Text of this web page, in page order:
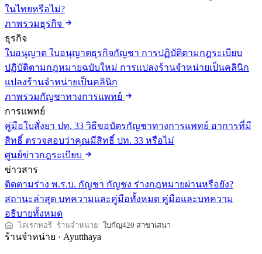
ในไทยหรือไม่?
ภาพรวมธุรกิจ
ธุรกิจ
ใบอนุญาต ใบอนุญาตธุรกิจกัญชา การปฏิบัติตามกฎระเบียบ
ปฏิบัติตามกฎหมายฉบับใหม่ การแปลงร้านจำหน่ายเป็นคลินิก
แปลงร้านจำหน่ายเป็นคลินิก
ภาพรวมกัญชาทางการแพทย์
การแพทย์
คู่มือใบสั่งยา ปท. 33 วิธีขอบัตรกัญชาทางการแพทย์ อาการที่มี
สิทธิ์ ตรวจสอบว่าคุณมีสิทธิ์ ปท. 33 หรือไม่
ศูนย์ข่าวกฎระเบียบ
ข่าวสาร
ติดตามร่าง พ.ร.บ. กัญชา กัญชง ร่างกฎหมายผ่านหรือยัง?
สถานะล่าสุด บทความและคู่มือทั้งหมด คู่มือและบทความ
อธิบายทั้งหมด
ไดเรกทอรี ร้านจำหน่าย ใบกัญ420 สาขาเสนา
ร้านจำหน่าย · Ayutthaya